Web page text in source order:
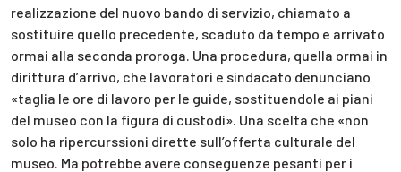
realizzazione del nuovo bando di servizio, chiamato a
sostituire quello precedente, scaduto da tempo e arrivato
ormai alla seconda proroga. Una procedura, quella ormai in
dirittura d’arrivo, che lavoratori e sindacato denunciano
«taglia le ore di lavoro per le guide, sostituendole ai piani
del museo con la figura di custodi». Una scelta che «non
solo ha ripercurssioni dirette sull’offerta culturale del
museo. Ma potrebbe avere conseguenze pesanti per i